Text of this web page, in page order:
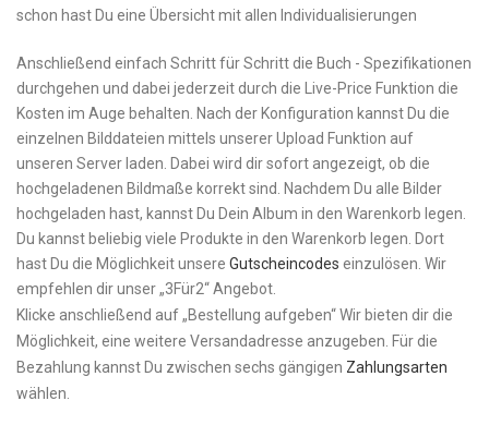
schon hast Du eine Übersicht mit allen Individualisierungen
Anschließend einfach Schritt für Schritt die Buch - Spezifikationen
durchgehen und dabei jederzeit durch die Live-Price Funktion die
Kosten im Auge behalten. Nach der Konfiguration kannst Du die
einzelnen Bilddateien mittels unserer Upload Funktion auf
unseren Server laden. Dabei wird dir sofort angezeigt, ob die
hochgeladenen Bildmaße korrekt sind. Nachdem Du alle Bilder
hochgeladen hast, kannst Du Dein Album in den Warenkorb legen.
Du kannst beliebig viele Produkte in den Warenkorb legen. Dort
hast Du die Möglichkeit unsere Gutscheincodes einzulösen. Wir
empfehlen dir unser „3Für2“ Angebot.
Klicke anschließend auf „Bestellung aufgeben“ Wir bieten dir die
Möglichkeit, eine weitere Versandadresse anzugeben. Für die
Bezahlung kannst Du zwischen sechs gängigen Zahlungsarten
wählen.